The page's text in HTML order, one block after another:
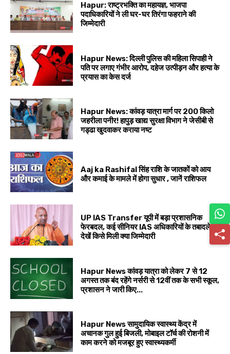
Hapur: राष्ट्रभक्ति का महायज्ञ, भाजपा
पदाधिकारियों ने ली घर-घर तिरंगा फहराने की
जिम्मेदारी
Hapur News: दिल्ली पुलिस की महिला सिपाही ने
पति पर लगाए गंभीर आरोप, दहेज उत्पीड़न और हत्या के
प्रयास का केस दर्ज
Hapur News: कांवड़ यात्रा मार्ग पर 200 किलो
जहरीला पनीर! हापुड़ खाद्य सुरक्षा विभाग ने जेसीबी से
गड्ढा खुदवाकर कराया नष्ट
Aaj ka Rashifal सिंह राशि के जातकों को आय
और कमाई के मामले में होगा सुधार , जानें राशिफल
UP IAS Transfer यूपी में बड़ा प्रशासनिक
फेरबदल, कई सीनियर IAS अधिकारियों के तबादले,
देखें किसे मिली क्या जिम्मेदारी
Hapur News कांवड़ यात्रा को लेकर 7 से 12
अगस्त तक बंद रहेंगे नर्सरी से 12वीं तक के सभी स्कूल,
प्रशासन ने जारी किए...
Hapur News सामुदायिक स्वास्थ्य केंद्र में
अचानक गुल हुई बिजली, मोबाइल टॉर्च की रोशनी में
काम करने को मजबूर हुए स्वास्थ्यकर्मी